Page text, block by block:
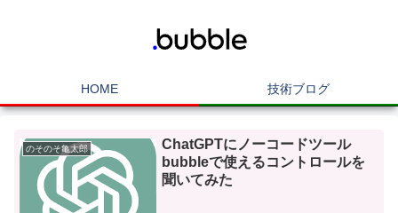
HOME 技術ブログ
のそのそ亀太郎
ChatGPTにノーコードツール
bubbleで使えるコントロールを
聞いてみた